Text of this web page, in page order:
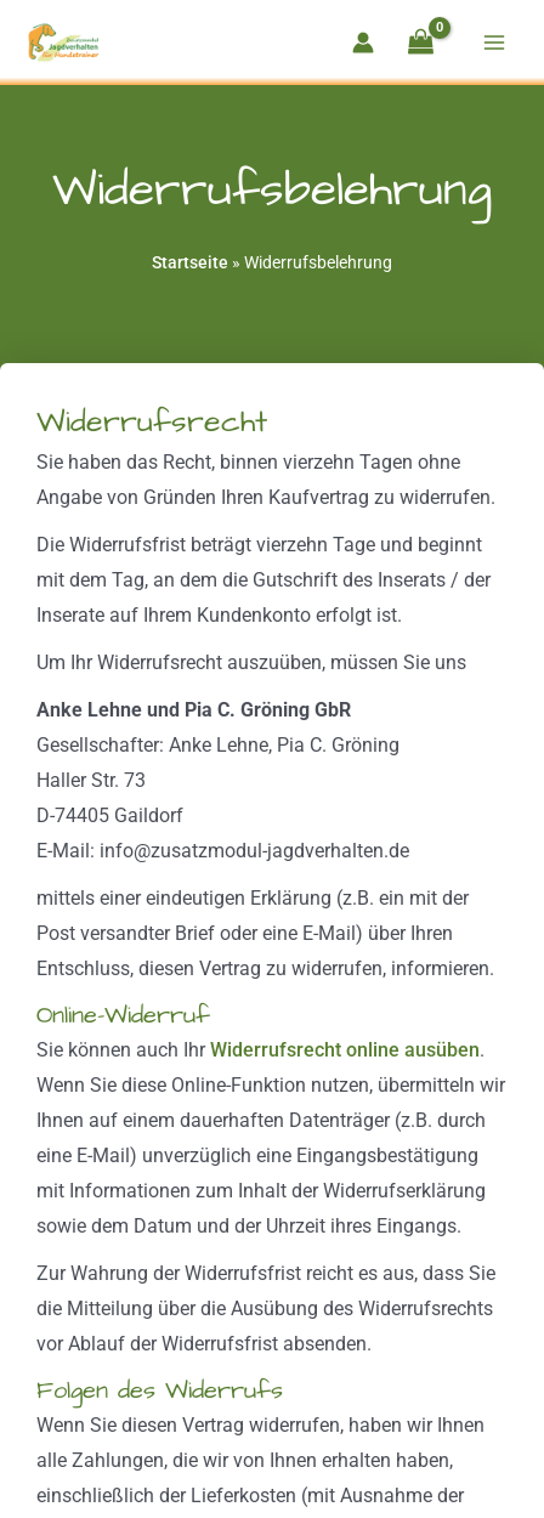
Inhalt
springen
Widerrufsbelehrung
Startseite » Widerrufsbelehrung
Widerrufsrecht
Sie haben das Recht, binnen vierzehn Tagen ohne
Angabe von Gründen Ihren Kaufvertrag zu widerrufen.
Die Widerrufsfrist beträgt vierzehn Tage und beginnt
mit dem Tag, an dem die Gutschrift des Inserats / der
Inserate auf Ihrem Kundenkonto erfolgt ist.
Um Ihr Widerrufsrecht auszuüben, müssen Sie uns
Anke Lehne und Pia C. Gröning GbR
Gesellschafter: Anke Lehne, Pia C. Gröning
Haller Str. 73
D-74405 Gaildorf
E-Mail: info@zusatzmodul-jagdverhalten.de
mittels einer eindeutigen Erklärung (z.B. ein mit der
Post versandter Brief oder eine E-Mail) über Ihren
Entschluss, diesen Vertrag zu widerrufen, informieren.
Online-Widerruf
Sie können auch IhrWiderrufsrecht online ausüben.
Wenn Sie diese Online-Funktion nutzen, übermitteln wir
Ihnen auf einem dauerhaften Datenträger (z.B. durch
eine E-Mail) unverzüglich eine Eingangsbestätigung
mit Informationen zum Inhalt der Widerrufserklärung
sowie dem Datum und der Uhrzeit ihres Eingangs.
Zur Wahrung der Widerrufsfrist reicht es aus, dass Sie
die Mitteilung über die Ausübung des Widerrufsrechts
vor Ablauf der Widerrufsfrist absenden.
Folgen des Widerrufs
Wenn Sie diesen Vertrag widerrufen, haben wir Ihnen
alle Zahlungen, die wir von Ihnen erhalten haben,
einschließlich der Lieferkosten (mit Ausnahme der